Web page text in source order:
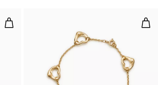
오픈 하트 스터드 이어링, 옐로우 골
오